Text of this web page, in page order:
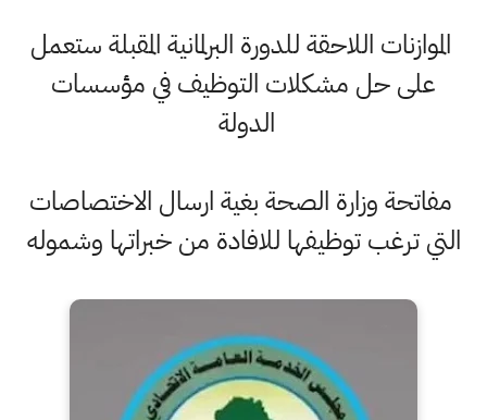
الموازنات اللاحقة للدورة البرلمانية المقبلة ستعمل
على حل مشكلات التوظيف في مؤسسات
الدولة
مفاتحة وزارة الصحة بغية ارسال الاختصاصات
التي ترغب توظيفها للافادة من خبراتها وشموله